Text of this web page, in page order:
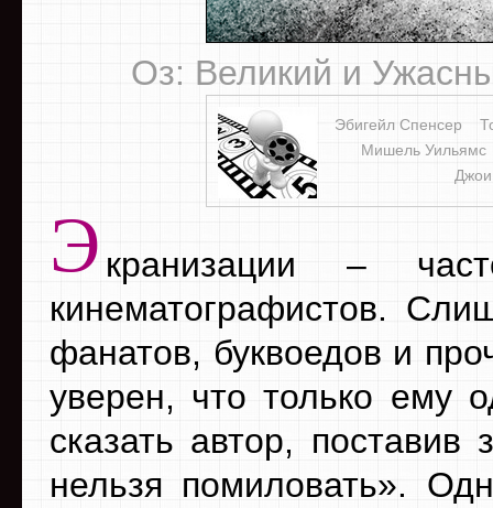
Оз: Великий и
Эбигейл Спенсер
Мишель Уильямс
Э кранизации –
кинематографистов.
фанатов, буквоедов и
уверен, что только ему
сказать автор,
нельзя помиловать».